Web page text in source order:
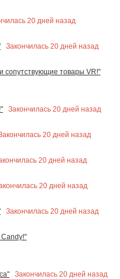
20 дней назад
Закончилась 20 дней назад
сопутствующие товары VR!"
Закончилась 20 дней назад
20 дней назад
20 дней назад
20 дней назад
Закончилась 20 дней назад
Закончилась 20 дней назад